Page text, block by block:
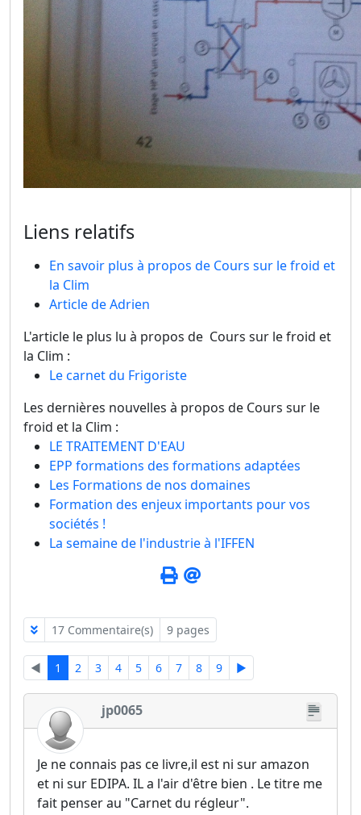
Liens relatifs
En savoir plus à propos de Cours sur le froid et
la Clim
Article de Adrien
L'article le plus lu à propos de Cours sur le froid et
la Clim :
Le carnet du Frigoriste
Les dernières nouvelles à propos de Cours sur le
froid et la Clim :
LE TRAITEMENT D'EAU
EPP formations des formations adaptées
Les Formations de nos domaines
Formation des enjeux importants pour vos
sociétés !
La semaine de l'industrie à l'IFFEN
17 Commentaire(s) 9 pages
◄ 1 2 3 4 5 6 7 8 9 ►
jp0065
Je ne connais pas ce livre,il est ni sur amazon
et ni sur EDIPA. IL a l'air d'être bien . Le titre me
fait penser au "Carnet du régleur".